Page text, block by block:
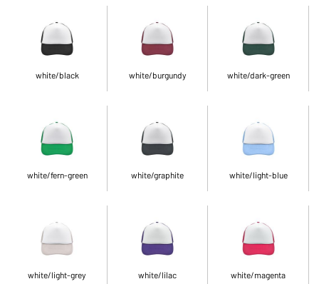
white/black white/burgundy white/dark-green
white/fern-green white/graphite white/light-blue
white/light-grey white/lilac white/magenta